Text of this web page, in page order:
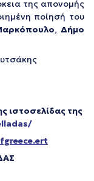
της απονομής
ποίησή του
, Δήμο
ιστοσελίδας της